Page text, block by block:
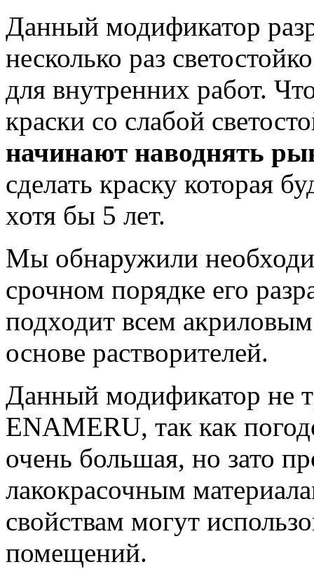
Данный модификатор
несколько раз
для внутренних работ.
краски со слабой
начинают наводнять
сделать краску которая
хотя бы 5 лет.
Мы обнаружили
срочном порядке его
подходит всем
основе растворителей.
Данный модификатор не
ENAMERU, так как
очень большая, но зато
лакокрасочным
свойствам могут
помещений.